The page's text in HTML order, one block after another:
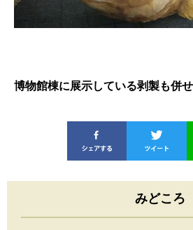
博物館棟に展示している剥製も併
みどころ